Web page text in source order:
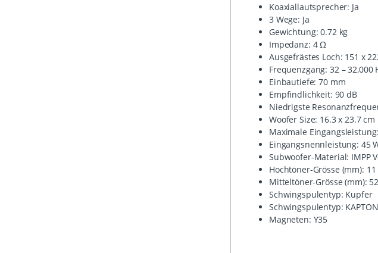
Koaxiallautsprecher: Ja
3 Wege: Ja
Gewichtung: 0.72 kg
Impedanz: 4 Ω
Ausgefrästes Loch: 151 x
Frequenzgang: 32 – 32,000
Einbautiefe: 70 mm
Empfindlichkeit: 90 dB
Niedrigste
Woofer Size: 16.3 x 23.7 cm
Maximale
Eingangsnennleistung: 45
Subwoofer-Material: IMPP
Hochtöner-Grösse (mm):
Mitteltöner-Grösse (mm):
Schwingspulentyp: Kupfer
Schwingspulentyp: KAPTON
Magneten: Y35